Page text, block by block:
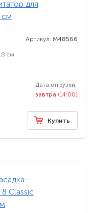
Артикул: M48566
см
Дата отгрузки:
завтра (14:00)
Купить